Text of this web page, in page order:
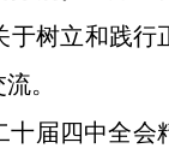
树立和践
。
十届四中全